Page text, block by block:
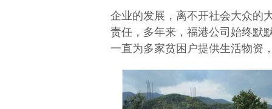
企业的发展，离不开社会大众的
责任，多年来，福港公司始终默
一直为多家贫困户提供生活物资